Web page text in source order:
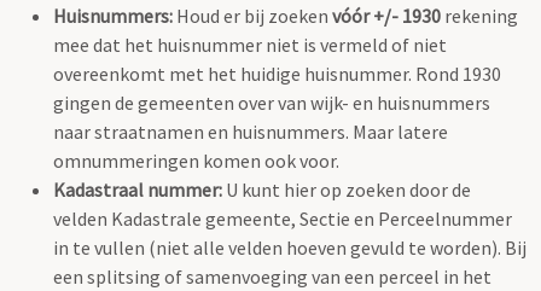
Huisnummers: Houd er bij zoeken vóór +/- 1930 rekening
mee dat het huisnummer niet is vermeld of niet
overeenkomt met het huidige huisnummer. Rond 1930
gingen de gemeenten over van wijk- en huisnummers
naar straatnamen en huisnummers. Maar latere
omnummeringen komen ook voor.
Kadastraal nummer: U kunt hier op zoeken door de
velden Kadastrale gemeente, Sectie en Perceelnummer
in te vullen (niet alle velden hoeven gevuld te worden). Bij
een splitsing of samenvoeging van een perceel in het